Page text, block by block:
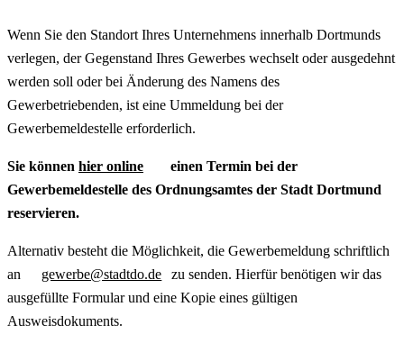
Wenn Sie den Standort Ihres Unternehmens innerhalb Dortmunds
verlegen, der Gegenstand Ihres Gewerbes wechselt oder ausgedehnt
werden soll oder bei Änderung des Namens des
Gewerbetriebenden, ist eine Ummeldung bei der
Gewerbemeldestelle erforderlich.
Sie können hier online
einen Termin bei der
Gewerbemeldestelle des Ordnungsamtes der Stadt Dortmund
reservieren.
Alternativ besteht die Möglichkeit, die Gewerbemeldung schriftlich
an
gewerbe@stadtdo.de
zu senden. Hierfür benötigen wir das
ausgefüllte Formular und eine Kopie eines gültigen
Ausweisdokuments.